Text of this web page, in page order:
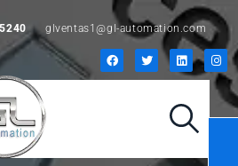
glventas1@gl-automation.com